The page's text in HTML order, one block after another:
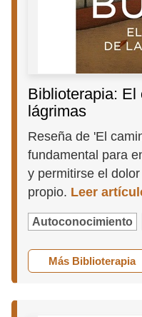
Biblioterapia: El
lágrimas
Reseña de 'El
fundamental para
y permitirse el
propio. Leer
Autoconocimiento
Más Biblioterapia